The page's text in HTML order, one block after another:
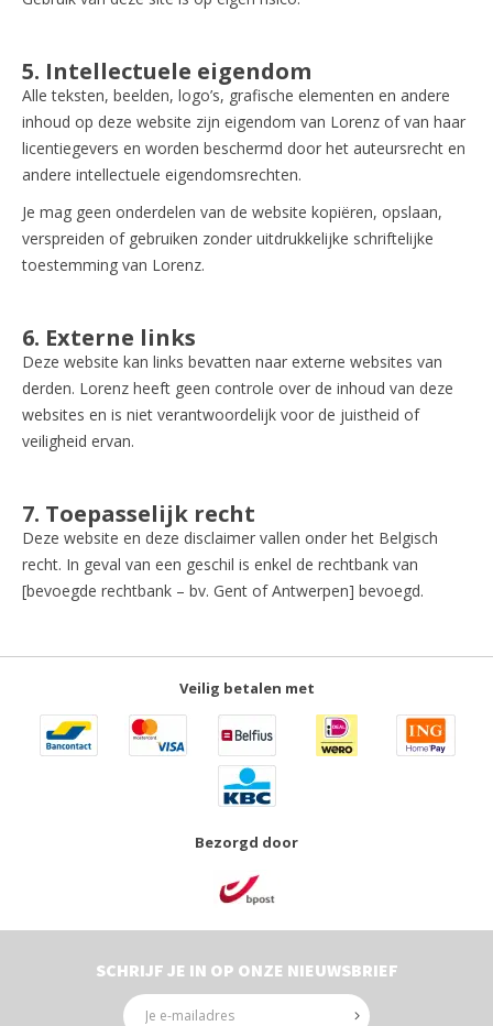
5. Intellectuele eigendom
Alle teksten, beelden, logo’s, grafische elementen en andere
inhoud op deze website zijn eigendom van Lorenz of van haar
licentiegevers en worden beschermd door het auteursrecht en
andere intellectuele eigendomsrechten.
Je mag geen onderdelen van de website kopiëren, opslaan,
verspreiden of gebruiken zonder uitdrukkelijke schriftelijke
toestemming van Lorenz.
6. Externe links
Deze website kan links bevatten naar externe websites van
derden. Lorenz heeft geen controle over de inhoud van deze
websites en is niet verantwoordelijk voor de juistheid of
veiligheid ervan.
7. Toepasselijk recht
Deze website en deze disclaimer vallen onder het Belgisch
recht. In geval van een geschil is enkel de rechtbank van
[bevoegde rechtbank – bv. Gent of Antwerpen] bevoegd.
Veilig betalen met
Bezorgd door
SCHRIJF JE IN OP ONZE NIEUWSBRIEF